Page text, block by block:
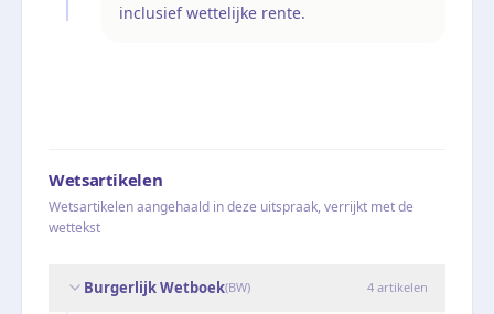
inclusief wettelijke rente.
Wetsartikelen
Wetsartikelen aangehaald in deze uitspraak, verrijkt met de
wettekst
Burgerlijk Wetboek(BW) 4 artikelen